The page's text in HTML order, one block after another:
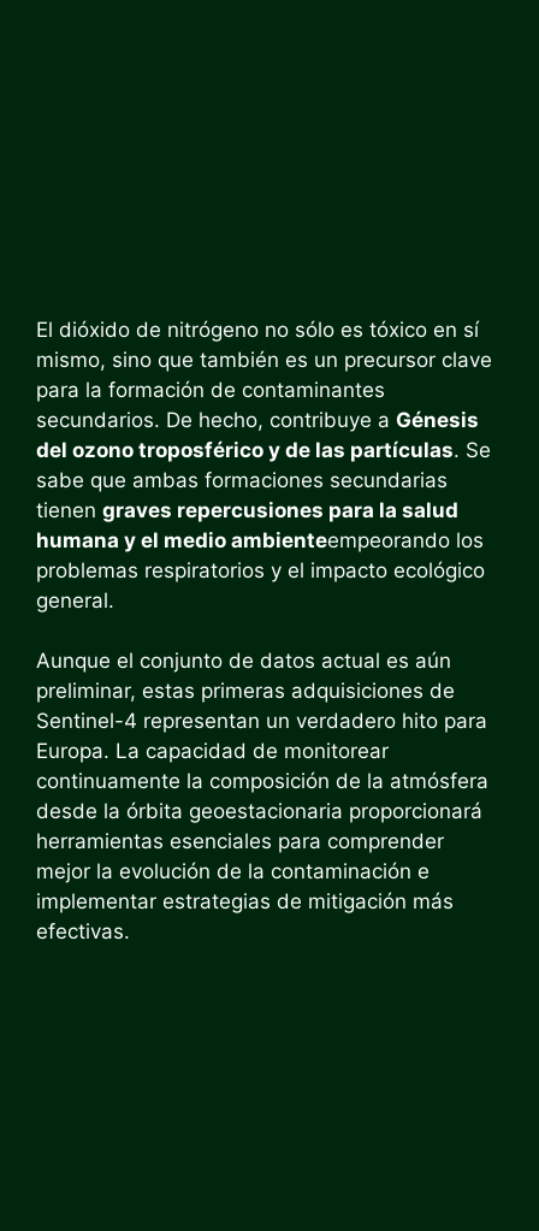
El dióxido de nitrógeno no sólo es tóxico en sí
mismo, sino que también es un precursor clave
para la formación de contaminantes
secundarios. De hecho, contribuye a Génesis
del ozono troposférico y de las partículas. Se
sabe que ambas formaciones secundarias
tienen graves repercusiones para la salud
humana y el medio ambienteempeorando los
problemas respiratorios y el impacto ecológico
general.
Aunque el conjunto de datos actual es aún
preliminar, estas primeras adquisiciones de
Sentinel-4 representan un verdadero hito para
Europa. La capacidad de monitorear
continuamente la composición de la atmósfera
desde la órbita geoestacionaria proporcionará
herramientas esenciales para comprender
mejor la evolución de la contaminación e
implementar estrategias de mitigación más
efectivas.